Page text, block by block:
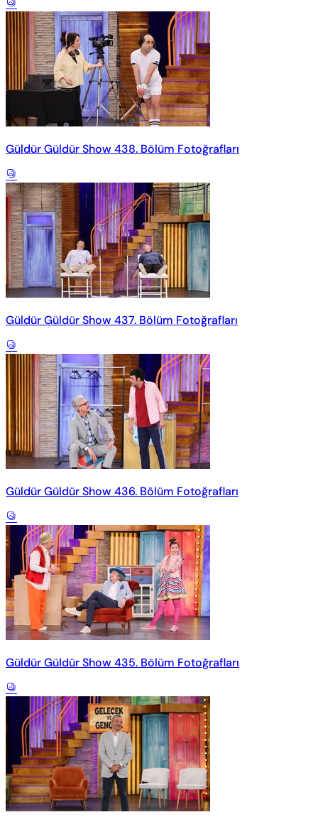
Güldür Güldür Show 438. Bölüm Fotoğrafları
Güldür Güldür Show 437. Bölüm Fotoğrafları
Güldür Güldür Show 436. Bölüm Fotoğrafları
Güldür Güldür Show 435. Bölüm Fotoğrafları